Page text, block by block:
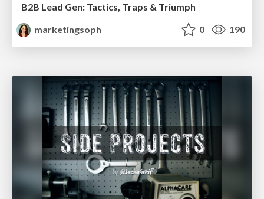
B2B Lead Gen: Tactics, Traps & Triumph
marketingsoph
0 190